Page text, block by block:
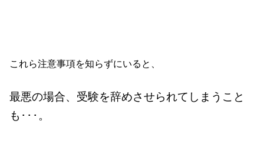
これら注意事項を知らずにいると、
最悪の場合、受験を辞めさせられてしまうこと
も･･･。